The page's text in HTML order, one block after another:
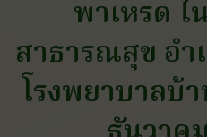
พาเหรด
สาธารณสุข อ
โรงพยาบาลบ้